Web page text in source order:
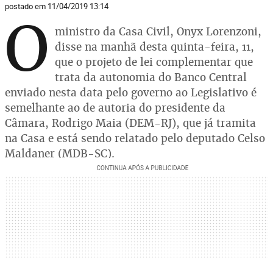
postado em 11/04/2019 13:14
O ministro da Casa Civil, Onyx Lorenzoni,
disse na manhã desta quinta-feira, 11,
que o projeto de lei complementar que
trata da autonomia do Banco Central
enviado nesta data pelo governo ao Legislativo é
semelhante ao de autoria do presidente da
Câmara, Rodrigo Maia (DEM-RJ), que já tramita
na Casa e está sendo relatado pelo deputado Celso
Maldaner (MDB-SC).